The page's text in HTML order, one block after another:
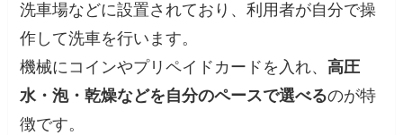
洗車場などに設置されており、利用者が自分で操
作して洗車を行います。
機械にコインやプリペイドカードを入れ、高圧
水・泡・乾燥などを自分のペースで選べるのが特
徴です。